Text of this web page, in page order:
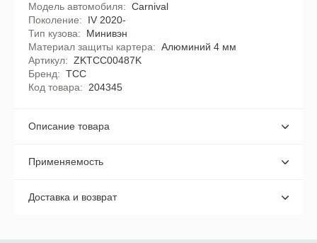
Модель автомобиля
Carnival
Поколение
IV 2020-
Тип кузова
Минивэн
Материал защиты картера
Алюминий 4 мм
Артикул
ZKTCC00487K
Бренд
TCC
Код товара
204345
Описание товара
Применяемость
Доставка и возврат